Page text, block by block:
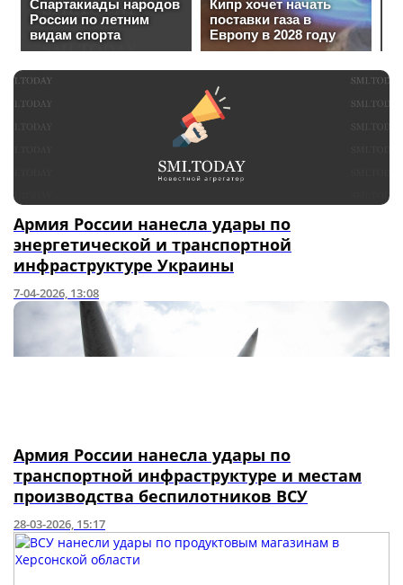
Армия России нанесла удары по
энергетической и транспортной
инфраструктуре Украины
7-04-2026, 13:08
Армия России нанесла удары по
транспортной инфраструктуре и местам
производства беспилотников ВСУ
28-03-2026, 15:17